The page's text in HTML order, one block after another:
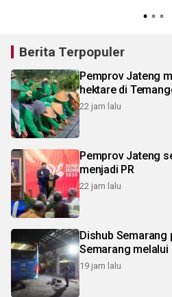
Berita Terpopuler
Pemprov Jateng
hektare di
22 jam lalu
Pemprov Jateng
menjadi PR
22 jam lalu
Dishub Semarang
Semarang melalui
19 jam lalu